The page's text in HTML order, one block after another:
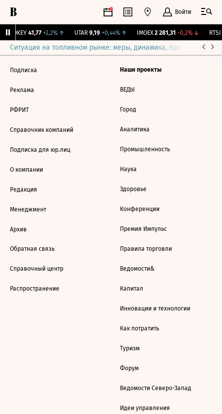
Войти
OKEY 41,77 +2,2%↑ UTAR 9,19 +0,44%↑ IMOEX 2 281,31 -0,2%↓ RTSI
Ситуация на топливном рынке: меры, динамика, прогнозы
Подписка
Реклама
РФРИТ
Справочник компаний
Подписка для юр.лиц
О компании
Редакция
Менеджмент
Архив
Обратная связь
Справочный центр
Распространение
Наши проекты
ВЕДЫ
Город
Аналитика
Промышленность
Наука
Здоровье
Конференции
Премия Импульс
Правила торговли
Ведомости&
Капитал
Инновации и технологии
Как потратить
Туризм
Форум
Ведомости Северо-Запад
Идеи управления